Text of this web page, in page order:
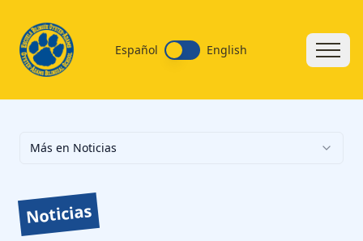
Español English
Más en Noticias
Noticias